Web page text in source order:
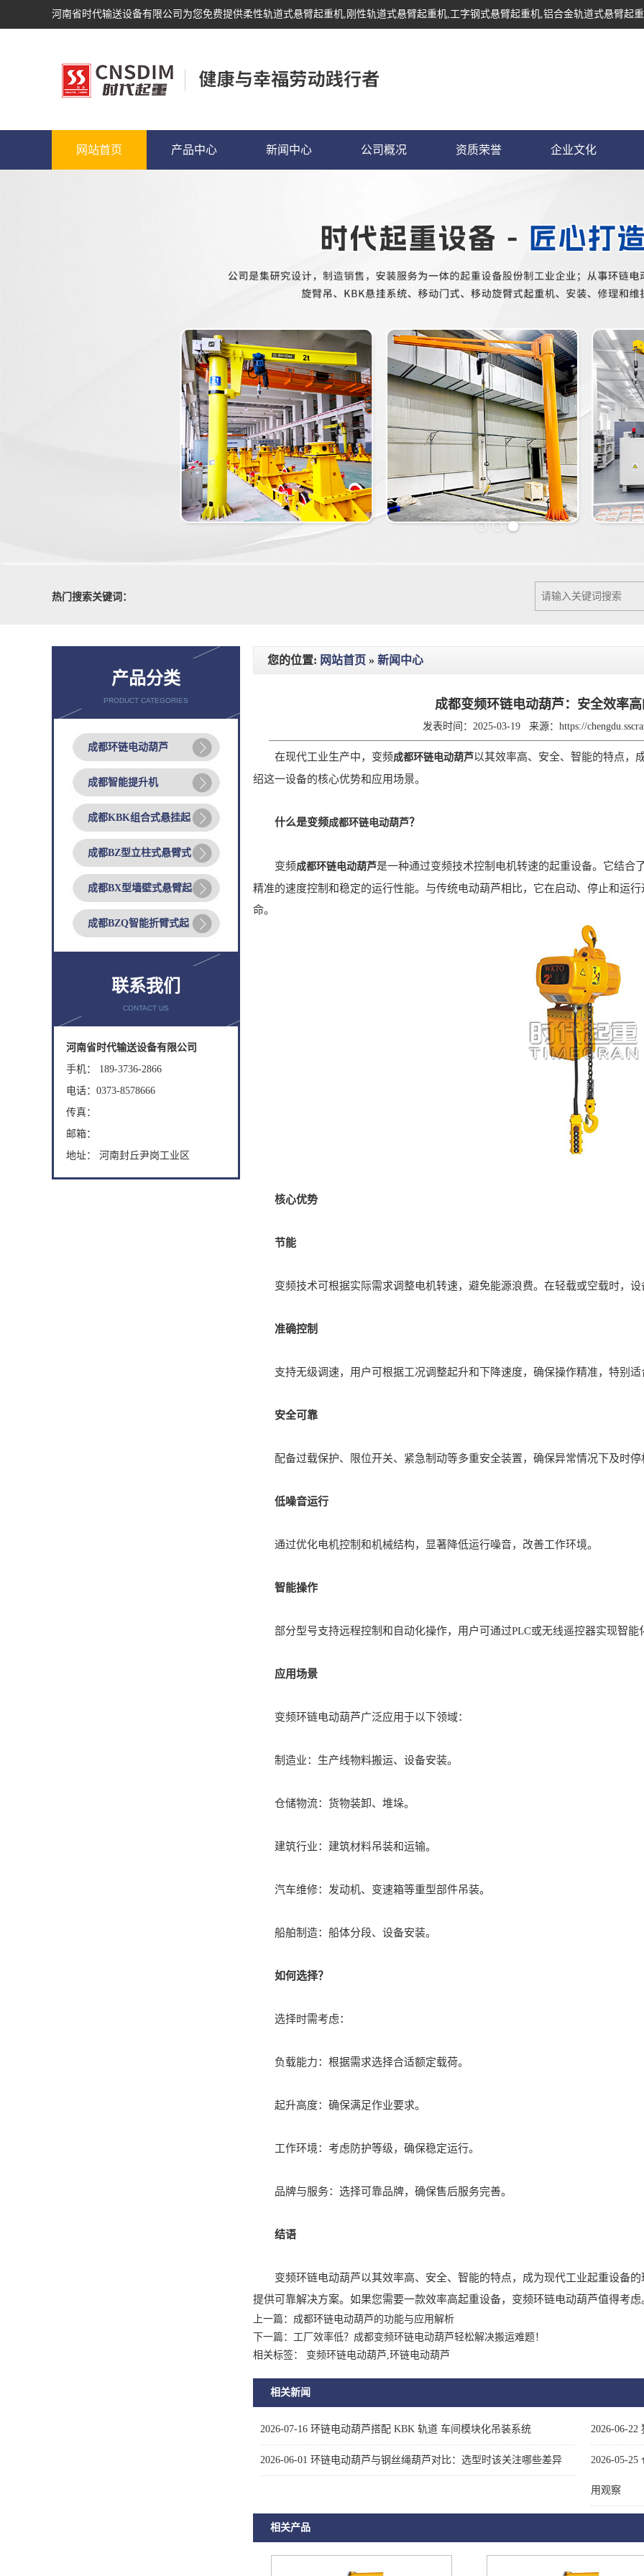
河南省时代输送设备有限公司为您免费提供柔性轨道式悬臂起重机,刚性轨道式悬臂起重机,工字钢式悬臂起重机,铝合金轨道式悬臂起
网站首页 产品中心 新闻中心 公司概况 资质荣誉 企业文化
热门搜索关键词：
产品分类
PRODUCT CATEGORIES
成都环链电动葫芦
成都智能提升机
成都KBK组合式悬挂起
成都BZ型立柱式悬臂式
成都BX型墙壁式悬臂起
成都BZQ智能折臂式起
联系我们
CONTACT US
河南省时代输送设备有限公司
手机： 189-3736-2866
电话：0373-8578666
传真：
邮箱：
地址： 河南封丘尹岗工业区
您的位置: 网站首页 » 新闻中心
成都变频环链电动葫芦：安全效率
发表时间：2025-03-19 来源： https://
在现代工业生产中，变频成都环链电动葫芦以其效率高、安全、智能的特点，
绍这一设备的核心优势和应用场景。
什么是变频成都环链电动葫芦？
变频成都环链电动葫芦是一种通过变频技术控制电机转速的起重设备。它结合
精准的速度控制和稳定的运行性能。与传统电动葫芦相比，它在启动、停止和运
命。
核心优势
节能
变频技术可根据实际需求调整电机转速，避免能源浪费。在轻载或空载时，设
准确控制
支持无级调速，用户可根据工况调整起升和下降速度，确保操作精准，特别适
安全可靠
配备过载保护、限位开关、紧急制动等多重安全装置，确保异常情况下及时停
低噪音运行
通过优化电机控制和机械结构，显著降低运行噪音，改善工作环境。
智能操作
部分型号支持远程控制和自动化操作，用户可通过PLC或无线遥控器实现智能
应用场景
变频环链电动葫芦广泛应用于以下领域：
制造业：生产线物料搬运、设备安装。
仓储物流：货物装卸、堆垛。
建筑行业：建筑材料吊装和运输。
汽车维修：发动机、变速箱等重型部件吊装。
船舶制造：船体分段、设备安装。
如何选择？
选择时需考虑：
负载能力：根据需求选择合适额定载荷。
起升高度：确保满足作业要求。
工作环境：考虑防护等级，确保稳定运行。
品牌与服务：选择可靠品牌，确保售后服务完善。
结语
变频环链电动葫芦以其效率高、安全、智能的特点，成为现代工业起重设备的
提供可靠解决方案。如果您需要一款效率高起重设备，变频环链电动葫芦值得考虑
上一篇： 成都环链电动葫芦的功能与应用解析
下一篇： 工厂效率低？成都变频环链电动葫芦轻松解决搬运难题！
相关标签： 变频环链电动葫芦,环链电动葫芦
相关新闻
2026-07-16 环链电动葫芦搭配 KBK 轨道 车间模块化吊装系统 2026-06-22
2026-06-01 环链电动葫芦与钢丝绳葫芦对比：选型时该关注哪些差异 2026-05-25
用观察
相关产品